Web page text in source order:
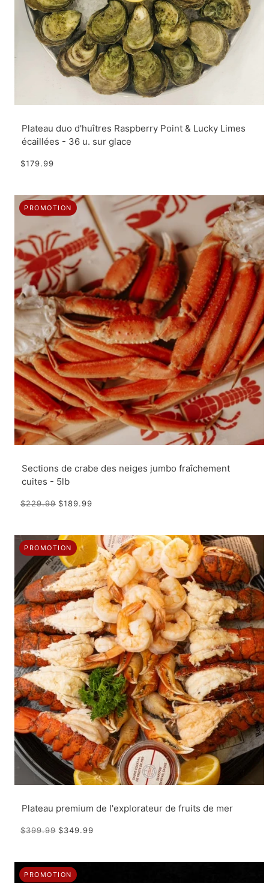
Plateau duo d'huîtres Raspberry Point & Lucky Limes
écaillées - 36 u. sur glace
$179.99
PROMOTION
Sections de crabe des neiges jumbo fraîchement
cuites - 5lb
$229.99 $189.99
PROMOTION
Plateau premium de l'explorateur de fruits de mer
$399.99 $349.99
PROMOTION